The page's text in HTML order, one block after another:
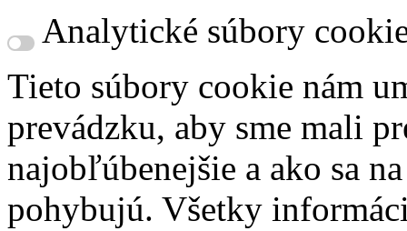
Analytické súbory
Tieto súbory cookie nám
prevádzku, aby sme mali
najobľúbenejšie a ako sa
pohybujú. Všetky